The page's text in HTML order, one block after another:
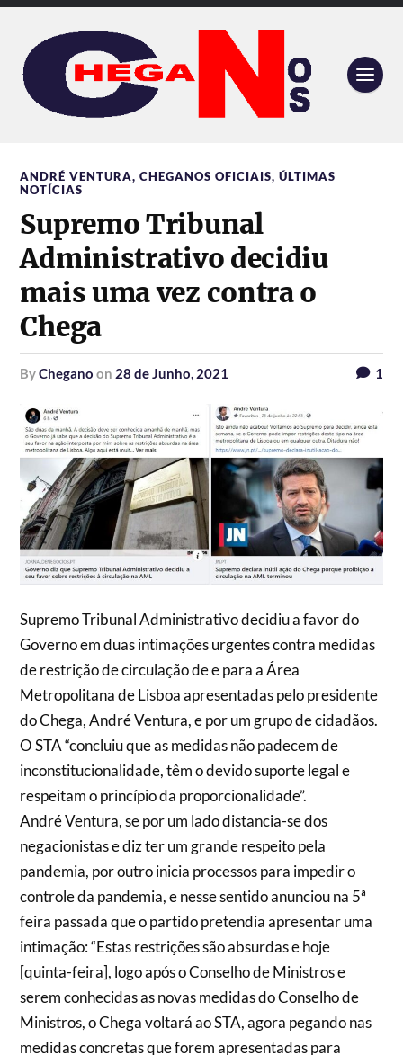
ANDRÉ VENTURA,CHEGANOS OFICIAIS,ÚLTIMAS
NOTÍCIAS
Supremo Tribunal
Administrativo decidiu
mais uma vez contra o
Chega
byChegano on 28 de Junho, 2021 1
Supremo Tribunal Administrativo decidiu a favor do
Governo em duas intimações urgentes contra medidas
de restrição de circulação de e para a Área
Metropolitana de Lisboa apresentadas pelo presidente
do Chega, André Ventura, e por um grupo de cidadãos.
O STA “concluiu que as medidas não padecem de
inconstitucionalidade, têm o devido suporte legal e
respeitam o princípio da proporcionalidade”.
André Ventura, se por um lado distancia-se dos
negacionistas e diz ter um grande respeito pela
pandemia, por outro inicia processos para impedir o
controle da pandemia, e nesse sentido anunciou na 5ª
feira passada que o partido pretendia apresentar uma
intimação: “Estas restrições são absurdas e hoje
[quinta-feira], logo após o Conselho de Ministros e
serem conhecidas as novas medidas do Conselho de
Ministros, o Chega voltará ao STA, agora pegando nas
medidas concretas que forem apresentadas para